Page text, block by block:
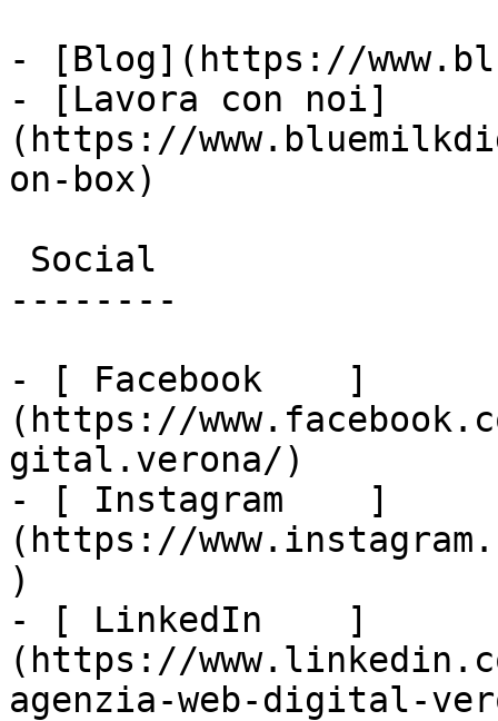
- [Blog](https://
- [Lavora con noi]
(https://
on-box)
--------
- [ Facebook    ]
(https://
gital.verona/)
- [ Instagram    ]
(https://
)
- [ LinkedIn    ]
(https://
agenzia-web-digital-